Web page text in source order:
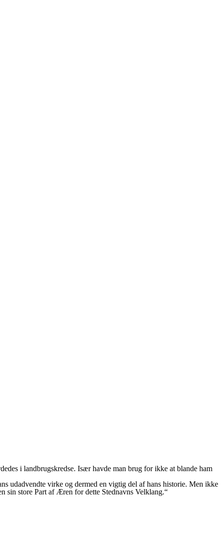
i landbrugskredse. Især havde man brug for ikke at blande ham
udadvendte virke og dermed en vigtig del af hans historie. Men ikke
sin store Part af Æren for dette Stednavns Velklang.“